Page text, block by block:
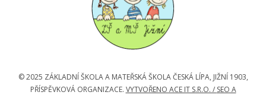
© 2025 ZÁKLADNÍ ŠKOLA A MATEŘSKÁ ŠKOLA ČESKÁ LÍPA, JIŽNÍ 1903,
PŘÍSPĚVKOVÁ ORGANIZACE. VYTVOŘENO ACE IT S.R.O. / SEO A